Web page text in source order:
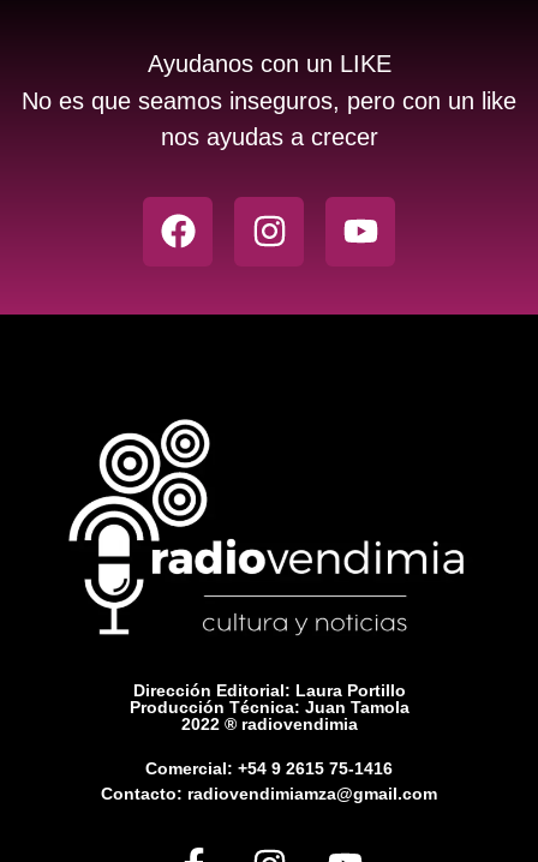
Ayudanos con un LIKE
No es que seamos inseguros, pero con un like
nos ayudas a crecer
Dirección Editorial: Laura Portillo
Producción Técnica: Juan Tamola
2022 ® radiovendimia
Comercial: +54 9 2615 75-1416
Contacto: radiovendimiamza@gmail.com